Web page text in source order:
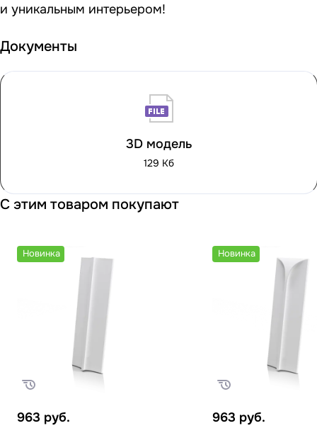
и уникальным интерьером!
Документы
3D модель
129 Кб
С этим товаром покупают
Новинка
963 руб.
Новинка
963 руб.